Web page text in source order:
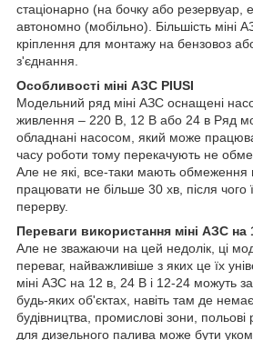
стаціонарно (на бочку або резервуар,
автономно (мобільно). Більшість міні
кріплення для монтажу на бензовоз
з'єднання.
Особливості міні АЗС PIUSI
Модельний ряд міні АЗС оснащені
живлення – 220 В, 12 В або 24 в Ряд
обладнані насосом, який може
часу роботи тому перекачують не
Але не які, все-таки мають обмеження
працювати не більше 30 хв, після чого
перерву.
Переваги використання міні АЗС на
Але не зважаючи на цей недолік, ці
переваг, найважливіше з яких це їх
міні АЗС на 12 в, 24 В і 12-24 можуть
будь-яких об'єктах, навіть там де
будівництва, промислові зони, польові
для дизельного палива може бути